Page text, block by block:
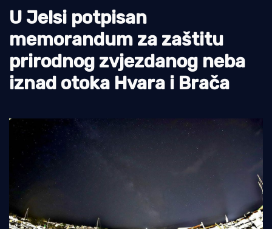
Tradicija i kultura
U Jelsi potpisan
memorandum za zaštitu
prirodnog zvjezdanog neba
iznad otoka Hvara i Brača